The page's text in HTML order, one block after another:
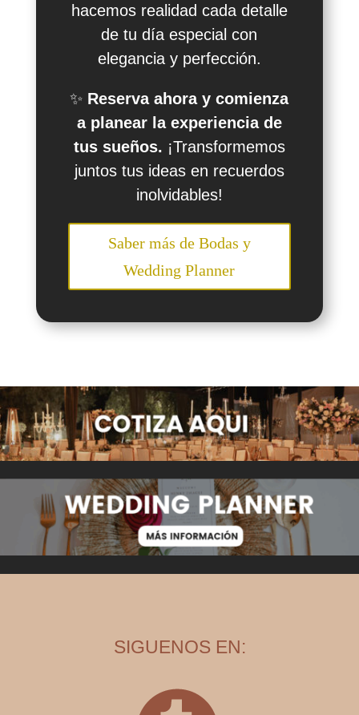
hacemos realidad cada detalle
de tu día especial con
elegancia y perfección.
✨ Reserva ahora y comienza
a planear la experiencia de
tus sueños. ¡Transformemos
juntos tus ideas en recuerdos
inolvidables!
Saber más de Bodas y
Wedding Planner
SIGUENOS EN: